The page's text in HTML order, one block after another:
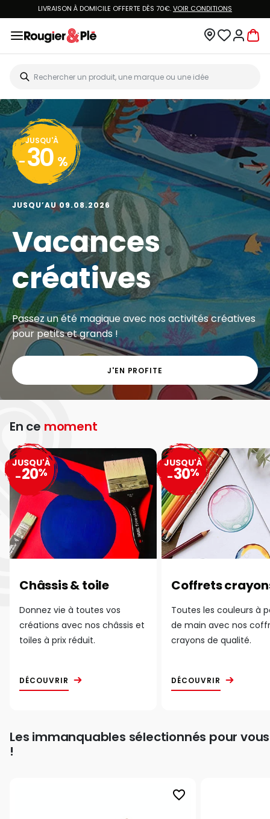
LIVRAISON À DOMICILE OFFERTE DÈS 70€.VOIR CONDITIONS
JUSQU'À
- 30 %
JUSQU’AU 09.08.2026
Vacances
créatives
Passez un été magique avec nos activités créatives
pour petits et grands !
J'EN PROFITE
En ce moment
Châssis & toile
Donnez vie à toutes vos
créations avec nos châssis et
toiles à prix réduit.
DÉCOUVRIR
JUSQU'À
-20%
Coffrets
Toutes les couleurs à
de main avec nos
crayons de qualité.
DÉCOUVRIR
JUSQU'À
-30%
Les immanquables sélectionnés pour vous
!
favorite_border